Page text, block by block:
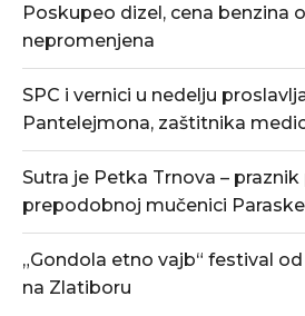
Poskupeo dizel, cena benzina
nepromenjena
SPC i vernici u nedelju
Pantelejmona, zaštitnika
Sutra je Petka Trnova –
prepodobnoj mučenici
„Gondola etno vajb“ festival
na Zlatiboru